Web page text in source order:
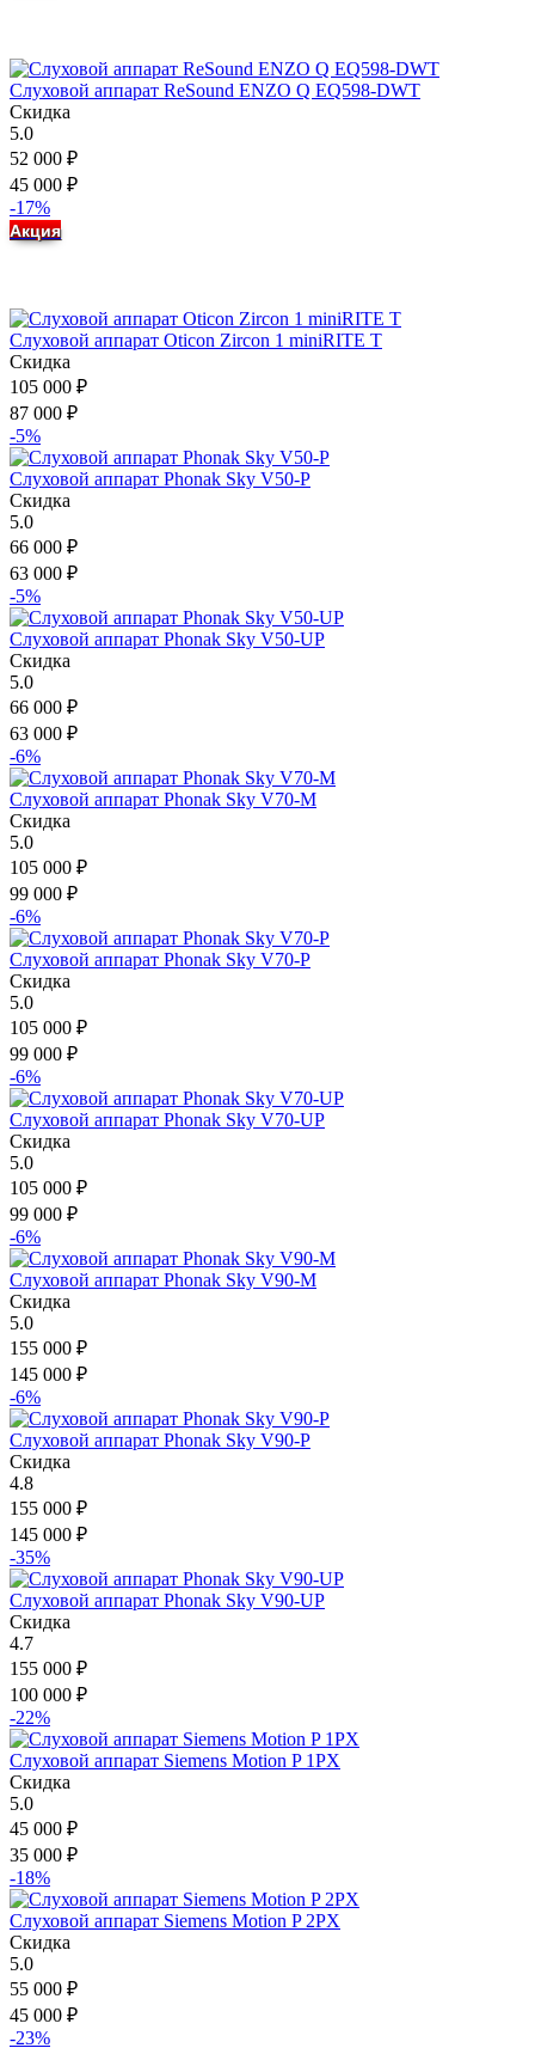
Слуховой аппарат ReSound ENZO Q EQ598-DWT
Скидка
5.0
52 000 ₽
45 000 ₽
-17%
Акция
Слуховой аппарат Oticon Zircon 1 miniRITE T
Скидка
105 000 ₽
87 000 ₽
-5%
Слуховой аппарат Phonak Sky V50-P
Скидка
5.0
66 000 ₽
63 000 ₽
-5%
Слуховой аппарат Phonak Sky V50-UP
Скидка
5.0
66 000 ₽
63 000 ₽
-6%
Слуховой аппарат Phonak Sky V70-M
Скидка
5.0
105 000 ₽
99 000 ₽
-6%
Слуховой аппарат Phonak Sky V70-P
Скидка
5.0
105 000 ₽
99 000 ₽
-6%
Слуховой аппарат Phonak Sky V70-UP
Скидка
5.0
105 000 ₽
99 000 ₽
-6%
Слуховой аппарат Phonak Sky V90-M
Скидка
5.0
155 000 ₽
145 000 ₽
-6%
Слуховой аппарат Phonak Sky V90-P
Скидка
4.8
155 000 ₽
145 000 ₽
-35%
Слуховой аппарат Phonak Sky V90-UP
Скидка
4.7
155 000 ₽
100 000 ₽
-22%
Слуховой аппарат Siemens Motion P 1PX
Скидка
5.0
45 000 ₽
35 000 ₽
-18%
Слуховой аппарат Siemens Motion P 2PX
Скидка
5.0
55 000 ₽
45 000 ₽
-23%